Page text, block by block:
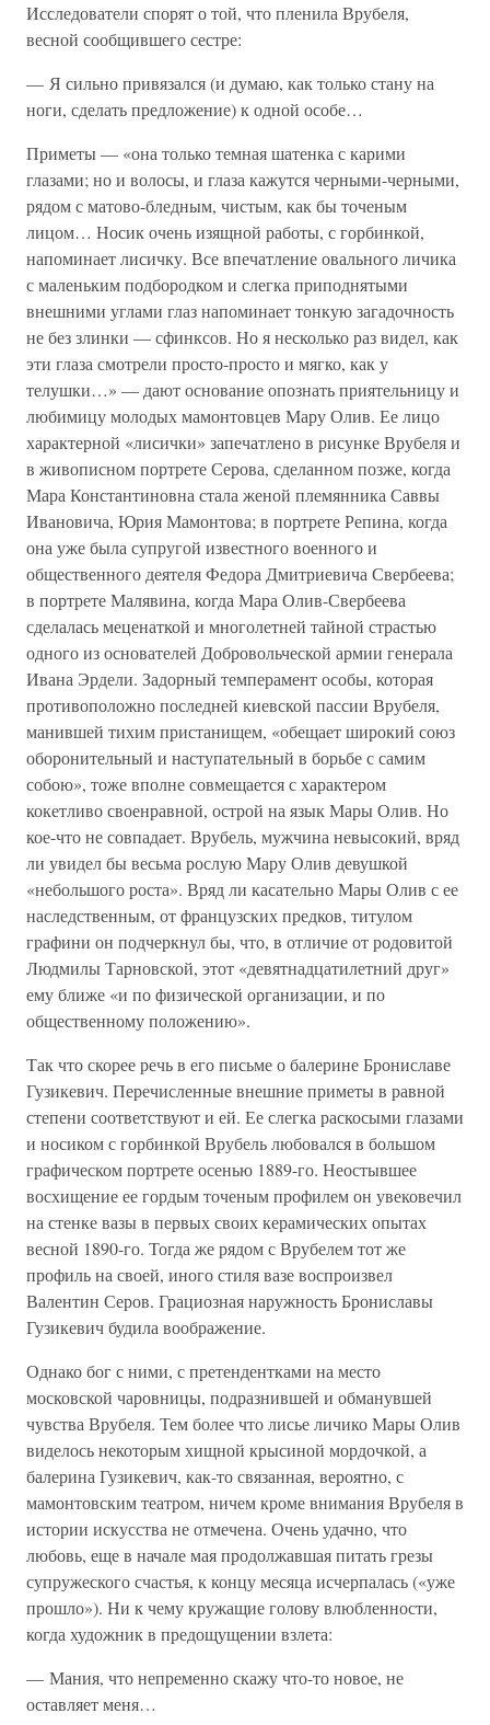
Исследователи спорят о той, что пленила Врубеля,
весной сообщившего сестре:
— Я сильно привязался (и думаю, как только стану на
ноги, сделать предложение) к одной особе…
Приметы — «она только темная шатенка с карими
глазами; но и волосы, и глаза кажутся черными-черными,
рядом с матово-бледным, чистым, как бы точеным
лицом… Носик очень изящной работы, с горбинкой,
напоминает лисичку. Все впечатление овального личика
с маленьким подбородком и слегка приподнятыми
внешними углами глаз напоминает тонкую загадочность
не без злинки — сфинксов. Но я несколько раз видел, как
эти глаза смотрели просто-просто и мягко, как у
телушки…» — дают основание опознать приятельницу и
любимицу молодых мамонтовцев Мару Олив. Ее лицо
характерной «лисички» запечатлено в рисунке Врубеля и
в живописном портрете Серова, сделанном позже, когда
Мара Константиновна стала женой племянника Саввы
Ивановича, Юрия Мамонтова; в портрете Репина, когда
она уже была супругой известного военного и
общественного деятеля Федора Дмитриевича Свербеева;
в портрете Малявина, когда Мара Олив-Свербеева
сделалась меценаткой и многолетней тайной страстью
одного из основателей Добровольческой армии генерала
Ивана Эрдели. Задорный темперамент особы, которая
противоположно последней киевской пассии Врубеля,
манившей тихим пристанищем, «обещает широкий союз
оборонительный и наступательный в борьбе с самим
собою», тоже вполне совмещается с характером
кокетливо своенравной, острой на язык Мары Олив. Но
кое-что не совпадает. Врубель, мужчина невысокий, вряд
ли увидел бы весьма рослую Мару Олив девушкой
«небольшого роста». Вряд ли касательно Мары Олив с ее
наследственным, от французских предков, титулом
графини он подчеркнул бы, что, в отличие от родовитой
Людмилы Тарновской, этот «девятнадцатилетний друг»
ему ближе «и по физической организации, и по
общественному положению».
Так что скорее речь в его письме о балерине Брониславе
Гузикевич. Перечисленные внешние приметы в равной
степени соответствуют и ей. Ее слегка раскосыми глазами
и носиком с горбинкой Врубель любовался в большом
графическом портрете осенью 1889-го. Неостывшее
восхищение ее гордым точеным профилем он увековечил
на стенке вазы в первых своих керамических опытах
весной 1890-го. Тогда же рядом с Врубелем тот же
профиль на своей, иного стиля вазе воспроизвел
Валентин Серов. Грациозная наружность Брониславы
Гузикевич будила воображение.
Однако бог с ними, с претендентками на место
московской чаровницы, подразнившей и обманувшей
чувства Врубеля. Тем более что лисье личико Мары Олив
виделось некоторым хищной крысиной мордочкой, а
балерина Гузикевич, как-то связанная, вероятно, с
мамонтовским театром, ничем кроме внимания Врубеля в
истории искусства не отмечена. Очень удачно, что
любовь, еще в начале мая продолжавшая питать грезы
супружеского счастья, к концу месяца исчерпалась («уже
прошло»). Ни к чему кружащие голову влюбленности,
когда художник в предощущении взлета:
— Мания, что непременно скажу что-то новое, не
оставляет меня…